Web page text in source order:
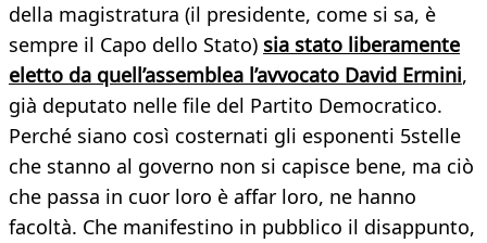
della magistratura (il presidente, come si sa, è
sempre il Capo dello Stato) sia stato liberamente
eletto da quell’assemblea l’avvocato David Ermini,
già deputato nelle file del Partito Democratico.
Perché siano così costernati gli esponenti 5stelle
che stanno al governo non si capisce bene, ma ciò
che passa in cuor loro è affar loro, ne hanno
facoltà. Che manifestino in pubblico il disappunto,